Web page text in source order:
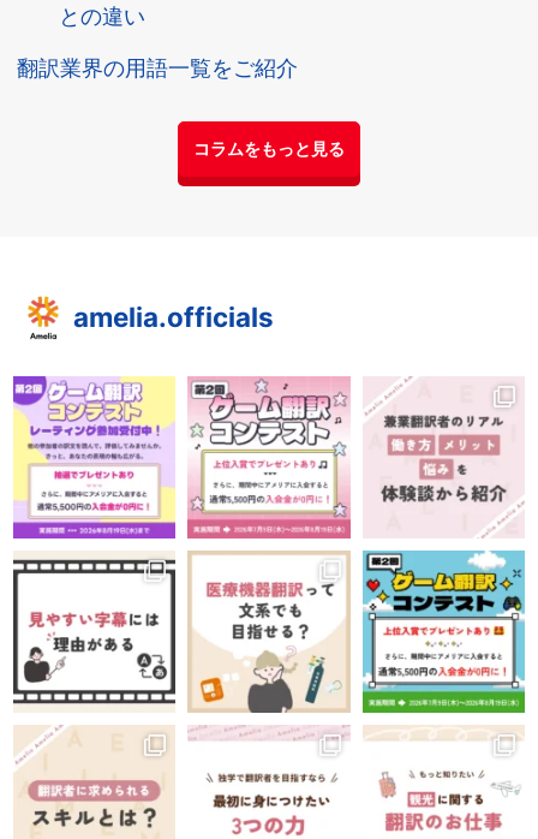
との違い
翻訳業界の用語一覧をご紹介
コラムをもっと見る
amelia.officials